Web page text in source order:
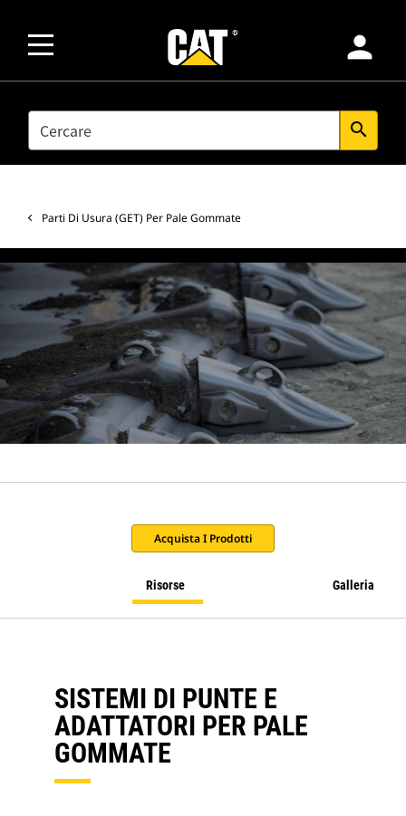
person
SEARCH search
Parti Di Usura (GET) Per Pale Gommate
Acquista I Prodotti
Risorse Galleria
SISTEMI DI PUNTE E
ADATTATORI PER PALE
GOMMATE